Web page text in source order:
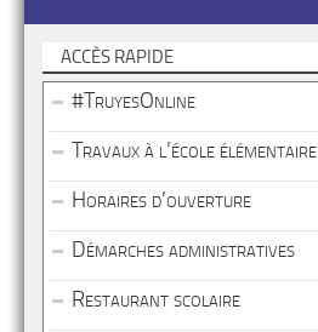
ACCÈS RAPIDE
#TruyesOnline
Travaux à l’école élémentaire
Horaires d’ouverture
Démarches administratives
Restaurant scolaire